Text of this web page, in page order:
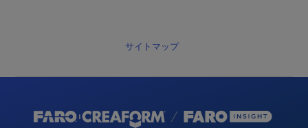
サイトマップ